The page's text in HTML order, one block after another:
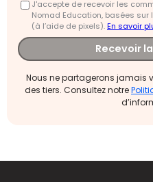
J'accepte de recevoir les
Nomad Education, basées
(à l’aide de pixels).En savoir
Recevoir
Nous ne partagerons jamais
des tiers. Consultez notre